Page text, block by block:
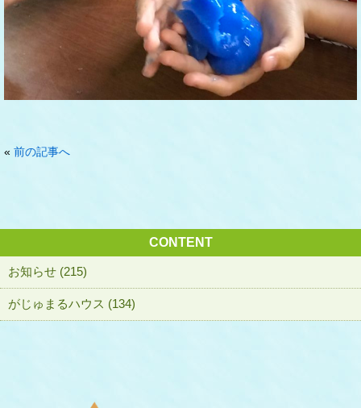
« 前の記事へ
CONTENT
お知らせ (215)
がじゅまるハウス (134)